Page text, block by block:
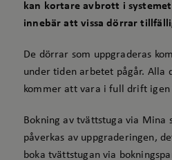
kan kortare avbrott i
innebär att vissa dörrar
De dörrar som uppgraderas
under tiden arbetet pågår. Alla
kommer att vara i full drift igen
Bokning av tvättstuga via
påverkas av uppgraderingen,
boka tvättstugan via